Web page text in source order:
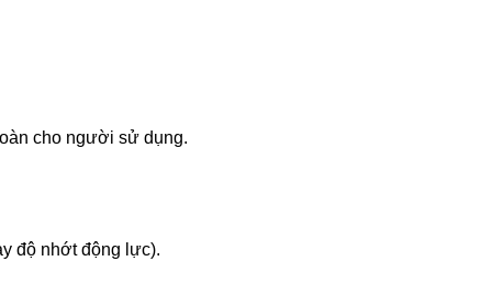
cho người sử dụng.
độ nhớt động lực).